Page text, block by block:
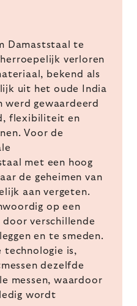
Damaststaal te
verloren
bekend als
uit het oude India
werd gewaardeerd
flexibiliteit en
Voor de
met een hoog
de geheimen van
aan vergeten.
op een
door verschillende
en te smeden.
technologie is,
dezelfde
messen, waardoor
wordt